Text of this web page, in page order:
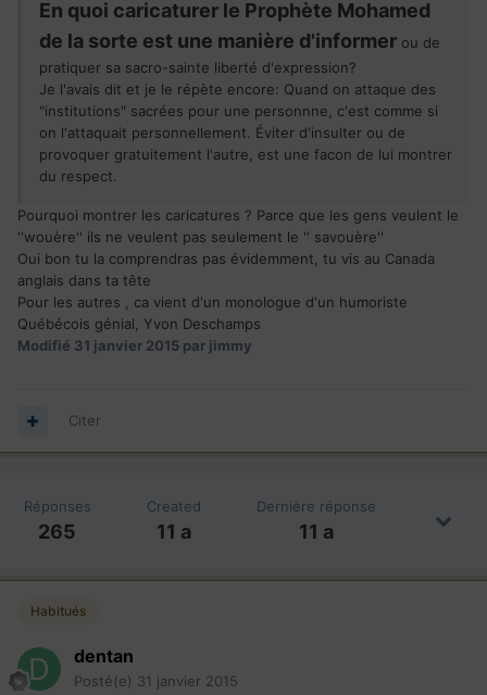
En quoi caricaturer le Prophète Mohamed
de la sorte est une manière d'informer ou de
pratiquer sa sacro-sainte liberté d'expression?
Je l'avais dit et je le répète encore: Quand on attaque des
"institutions" sacrées pour une personnne, c'est comme si
on l'attaquait personnellement. Éviter d'insulter ou de
provoquer gratuitement l'autre, est une facon de lui montrer
du respect.
Pourquoi montrer les caricatures ? Parce que les gens veulent le
''wouère'' ils ne veulent pas seulement le '' savouère''
Oui bon tu la comprendras pas évidemment, tu vis au Canada
anglais dans ta tête
Pour les autres , ca vient d'un monologue d'un humoriste
Québécois génial, Yvon Deschamps
Modifié 31 janvier 2015 par jimmy
Citer
Réponses
265
Created
11 a
Dernière réponse
11 a
Habitués
dentan
Posté(e) 31 janvier 2015